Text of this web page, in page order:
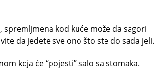
spremljmena kod kuće može da sagori
da jedete sve ono što ste do sada jeli.
koja će “pojesti” salo sa stomaka.